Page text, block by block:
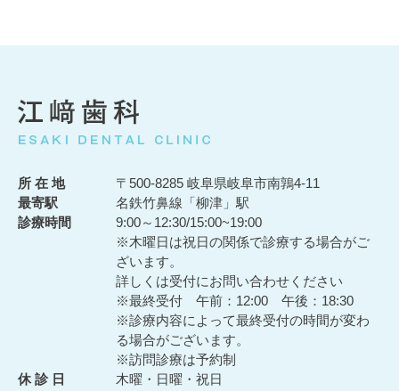
所 在 地
〒500-8285 岐阜県岐阜市南鶉4-11
最寄駅
名鉄竹鼻線「柳津」駅
診療時間
9:00～12:30/15:00~19:00
※木曜日は祝日の関係で診療する場合がご
ざいます。
詳しくは受付にお問い合わせください
※最終受付 午前：12:00 午後：18:30
※診療内容によって最終受付の時間が変わ
る場合がございます。
※訪問診療は予約制
休 診 日
木曜・日曜・祝日